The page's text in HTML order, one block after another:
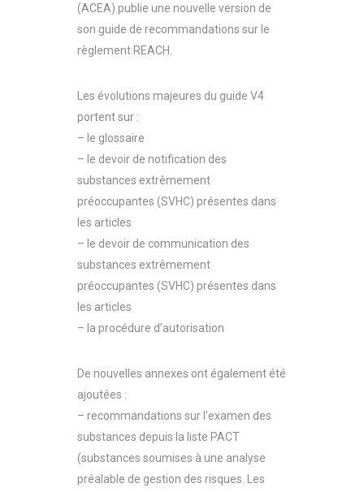
(ACEA) publie une nouvelle version de
son guide de recommandations sur le
règlement REACH.
Les évolutions majeures du guide V4
portent sur :
– le glossaire
– le devoir de notification des
substances extrêmement
préoccupantes (SVHC) présentes dans
les articles
– le devoir de communication des
substances extrêmement
préoccupantes (SVHC) présentes dans
les articles
– la procédure d’autorisation
De nouvelles annexes ont également été
ajoutées :
– recommandations sur l’examen des
substances depuis la liste PACT
(substances soumises à une analyse
préalable de gestion des risques. Les